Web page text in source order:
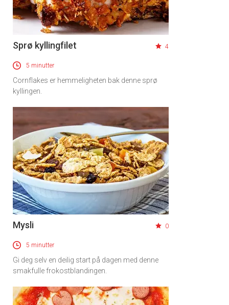
Sprø kyllingfilet 4
5 minutter
Cornflakes er hemmeligheten bak denne sprø
kyllingen.
Mysli 0
5 minutter
Gi deg selv en deilig start på dagen med denne
smakfulle frokostblandingen.